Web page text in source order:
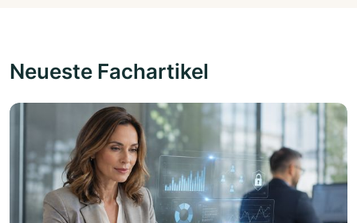
Neueste Fachartikel